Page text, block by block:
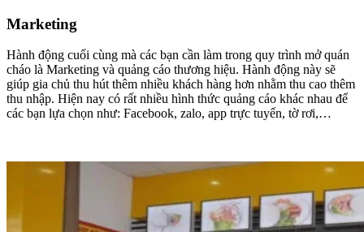
Marketing
Hành động cuối cùng mà các bạn cần làm trong quy trình mở quán
cháo là Marketing và quảng cáo thương hiệu. Hành động này sẽ
giúp gia chủ thu hút thêm nhiều khách hàng hơn nhằm thu cao thêm
thu nhập. Hiện nay có rất nhiều hình thức quảng cáo khác nhau để
các bạn lựa chọn như: Facebook, zalo, app trực tuyến, tờ rơi,…